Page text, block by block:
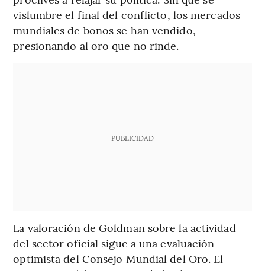
vislumbre el final del conflicto, los mercados
mundiales de bonos se han vendido,
presionando al oro que no rinde.
PUBLICIDAD
La valoración de Goldman sobre la actividad
del sector oficial sigue a una evaluación
optimista del Consejo Mundial del Oro. El